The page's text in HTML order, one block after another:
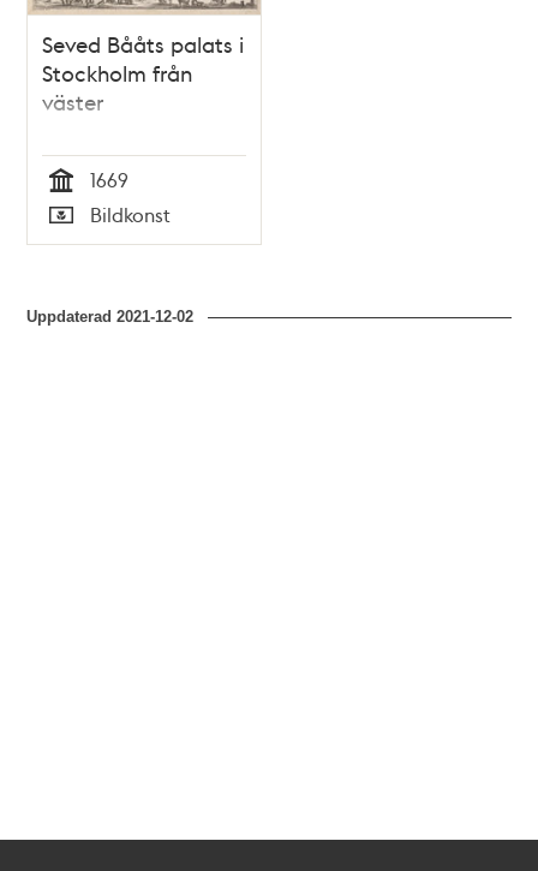
Seved Bååts palats i
Stockholm från
väster
Tid
1669
Typ
Bildkonst
Uppdaterad2021-12-02